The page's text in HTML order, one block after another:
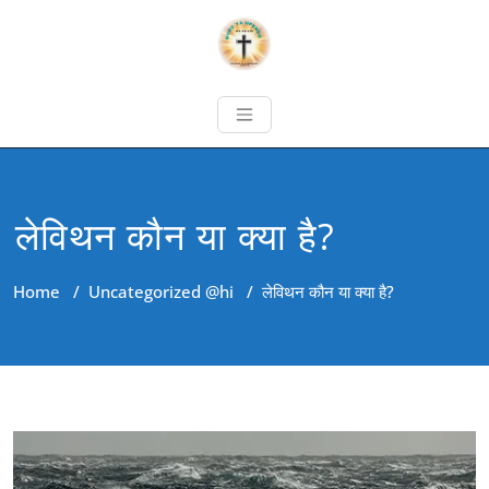
लेविथन कौन या क्या है?
Home / Uncategorized @hi /लेविथन कौन या क्या है?